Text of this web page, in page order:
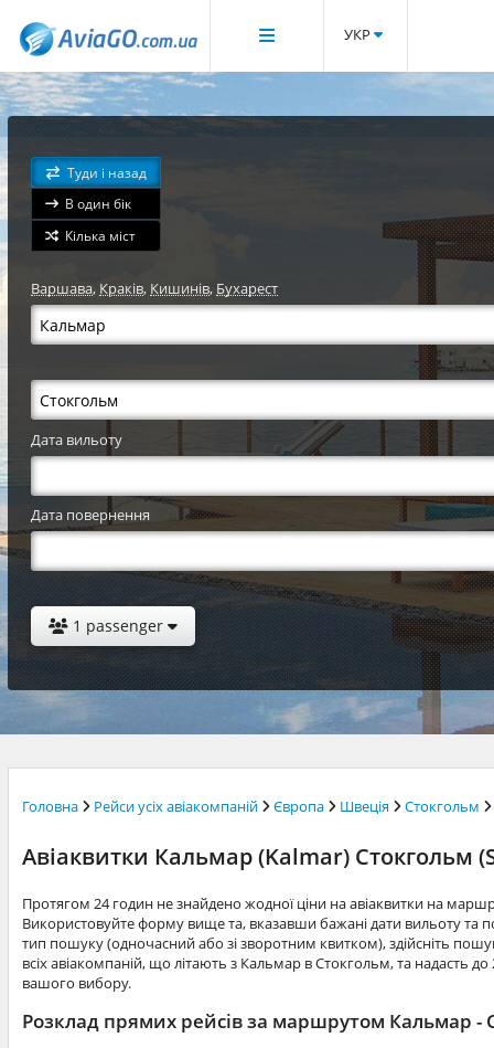
УКР
Туди і назад
В один бік
Кілька міст
Варшава,Краків,Кишинів,Бухарест
Дата вильоту
Дата повернення
1 passenger
Головна Рейси усіх авіакомпаній Європа Швеція Стокгольм
Авіаквитки Кальмар (Kalmar) Стокгольм
Протягом 24 годин не знайдено жодної ціни на авіаквитки на
Використовуйте форму вище та, вказавши бажані дати вильоту та
тип пошуку (одночасний або зі зворотним квитком), здійсніть
всіх авіакомпаній, що літають з Кальмар в Стокгольм, та надасть
вашого вибору.
Розклад прямих рейсів за маршрутом Кальмар -